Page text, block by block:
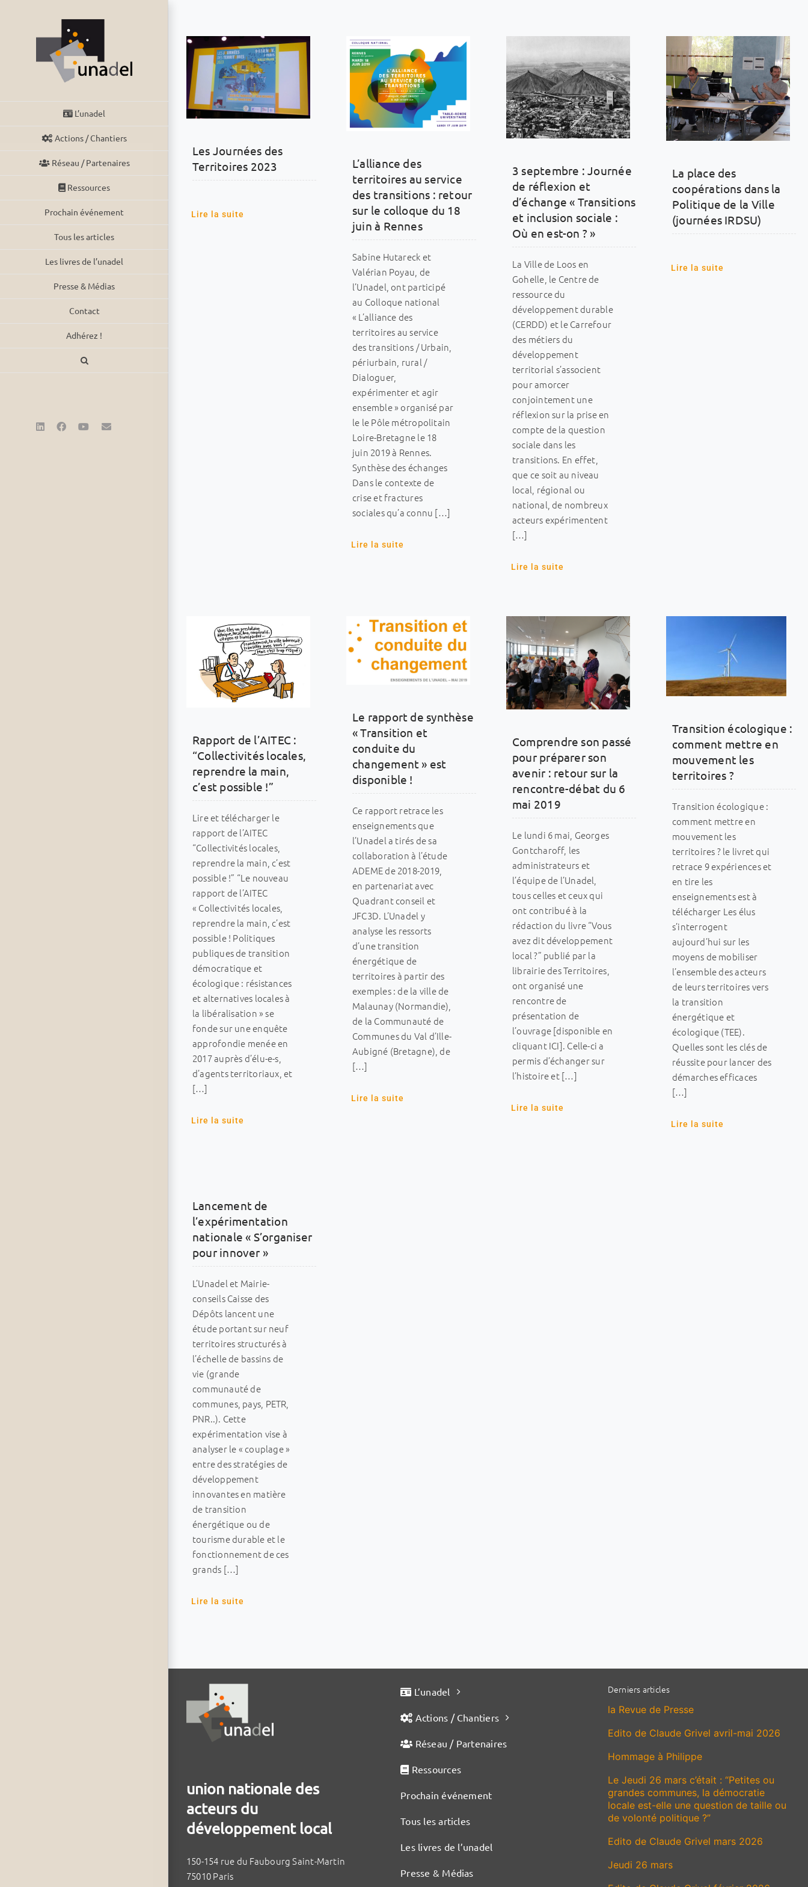
L’unadel
Actions / Chantiers
Réseau / Partenaires
Ressources
Prochain événement
Tous les articles
Les livres de l’unadel
Presse & Médias
Contact
Adhérez !
LinkedInFacebookYouTubeEmail
Les Journées des
Territoires 2023
Lire la suite
L’alliance des
territoires au service
des transitions : retour
sur le colloque du 18
juin à Rennes
Sabine Hutareck et
Valérian Poyau, de
l’Unadel, ont participé
au Colloque national
« L’alliance des
territoires au service
des transitions / Urbain,
périurbain, rural /
Dialoguer,
expérimenter et agir
ensemble » organisé par
le le Pôle métropolitain
Loire-Bretagne le 18
juin 2019 à Rennes.
Synthèse des échanges
Dans le contexte de
crise et fractures
sociales qu’a connu […]
Lire la suite
3 septembre : Journée
de réflexion et
d’échange « Transitions
et inclusion sociale :
Où en est-on ? »
La Ville de Loos en
Gohelle, le Centre de
ressource du
développement durable
(CERDD) et le Carrefour
des métiers du
développement
territorial s’associent
pour amorcer
conjointement une
réflexion sur la prise en
compte de la question
sociale dans les
transitions. En effet,
que ce soit au niveau
local, régional ou
national, de nombreux
acteurs expérimentent
[…]
Lire la suite
La place des
coopérations dans la
Politique de la Ville
(journées IRDSU)
Lire la suite
Rapport de l’AITEC :
“Collectivités locales,
reprendre la main,
c’est possible !”
Lire et télécharger le
rapport de l’AITEC
“Collectivités locales,
reprendre la main, c’est
possible !” “Le nouveau
rapport de l’AITEC
« Collectivités locales,
reprendre la main, c’est
possible ! Politiques
publiques de transition
démocratique et
écologique : résistances
et alternatives locales à
la libéralisation » se
fonde sur une enquête
approfondie menée en
2017 auprès d’élu-e-s,
d’agents territoriaux, et
[…]
Lire la suite
Le rapport de synthèse
« Transition et
conduite du
changement » est
disponible !
Ce rapport retrace les
enseignements que
l’Unadel a tirés de sa
collaboration à l’étude
ADEME de 2018-2019,
en partenariat avec
Quadrant conseil et
JFC3D. L’Unadel y
analyse les ressorts
d’une transition
énergétique de
territoires à partir des
exemples : de la ville de
Malaunay (Normandie),
de la Communauté de
Communes du Val d’Ille-
Aubigné (Bretagne), de
[…]
Lire la suite
Comprendre son passé
pour préparer son
avenir : retour sur la
rencontre-débat du 6
mai 2019
Le lundi 6 mai, Georges
Gontcharoff, les
administrateurs et
l’équipe de l’Unadel,
tous celles et ceux qui
ont contribué à la
rédaction du livre “Vous
avez dit développement
local ?” publié par la
librairie des Territoires,
ont organisé une
rencontre de
présentation de
l’ouvrage [disponible en
cliquant ICI]. Celle-ci a
permis d’échanger sur
l’histoire et […]
Lire la suite
Transition écologique :
comment mettre en
mouvement les
territoires ?
Transition écologique :
comment mettre en
mouvement les
territoires ? le livret qui
retrace 9 expériences et
en tire les
enseignements est à
télécharger Les élus
s’interrogent
aujourd’hui sur les
moyens de mobiliser
l’ensemble des acteurs
de leurs territoires vers
la transition
énergétique et
écologique (TEE).
Quelles sont les clés de
réussite pour lancer des
démarches efficaces
[…]
Lire la suite
Lancement de
l’expérimentation
nationale « S’organiser
pour innover »
L’Unadel et Mairie-
conseils Caisse des
Dépôts lancent une
étude portant sur neuf
territoires structurés à
l’échelle de bassins de
vie (grande
communauté de
communes, pays, PETR,
PNR..). Cette
expérimentation vise à
analyser le « couplage »
entre des stratégies de
développement
innovantes en matière
de transition
énergétique ou de
tourisme durable et le
fonctionnement de ces
grands […]
Lire la suite
union nationale des
acteurs du
développement local
150-154 rue du Faubourg Saint-Martin
75010 Paris
L’unadel
Actions / Chantiers
Réseau / Partenaires
Ressources
Prochain événement
Tous les articles
Les livres de l’unadel
Presse & Médias
Derniers articles
la Revue de Presse
Edito de Claude Grivel avril-mai 2026
Hommage à Philippe
Le Jeudi 26 mars c’était : “Petites ou
grandes communes, la démocratie
locale est-elle une question de taille ou
de volonté politique ?”
Edito de Claude Grivel mars 2026
Jeudi 26 mars